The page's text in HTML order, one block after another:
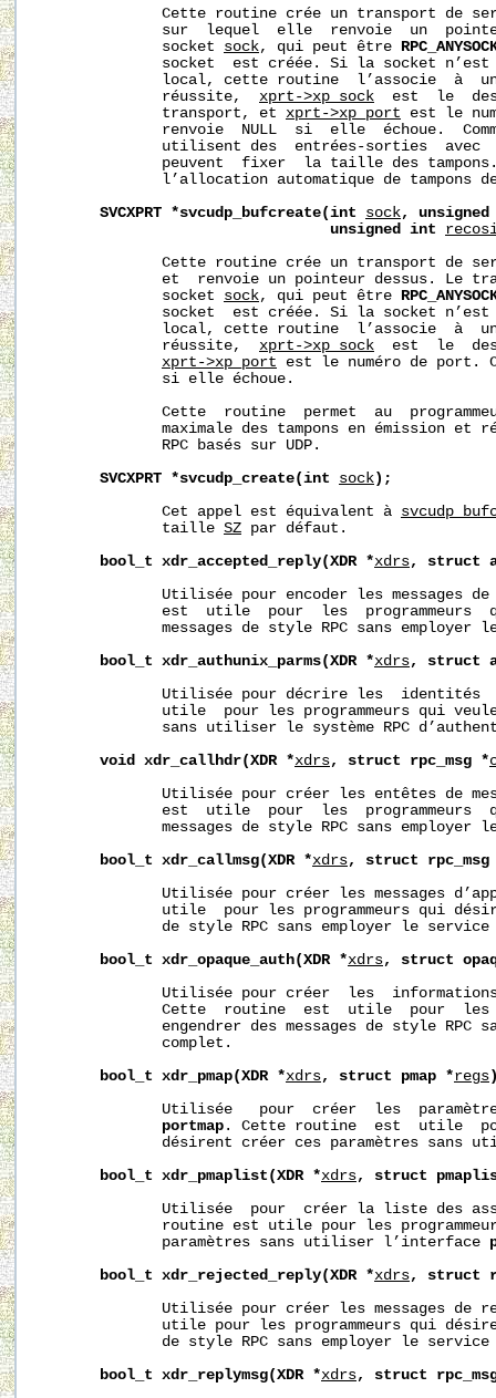
Cette routine crée un transport de
sur  lequel  elle  renvoie  un
              socket
sock, qui peut être
socket  est créée. Si la socket
local, cette routine  l’associe  à
              réussite,
xprt->xp_sock
est  le
              transport, et
xprt->xp_port est le
renvoie  NULL  si  elle  échoue.
utilisent des  entrées-sorties  avec
peuvent  fixer  la taille des
l’allocation automatique de tampons
SVCXPRT *svcudp_bufcreate(int sock,
unsigned
unsigned
int
Cette routine crée un transport de
et  renvoie un pointeur dessus. Le
              socket
sock, qui peut être
socket  est créée. Si la socket
local, cette routine  l’associe  à
              réussite,
xprt->xp_sock
est  le
xprt->xp_port est le numéro de port.
              si elle échoue.
Cette  routine  permet  au
maximale des tampons en émission et
              RPC basés sur UDP.
SVCXPRT *svcudp_create(int sock );
              Cet appel est équivalent à
              taille
SZ par défaut.
bool_t xdr_accepted_reply(XDR *xdrs, struct
Utilisée pour encoder les messages
est  utile  pour  les  programmeurs
messages de style RPC sans employer
bool_t xdr_authunix_parms(XDR *xdrs, struct
Utilisée pour décrire les  identités
utile  pour les programmeurs qui
sans utiliser le système RPC
void
xdr_callhdr(XDR *xdrs, struct rpc_msg *
Utilisée pour créer les entêtes de
est  utile  pour  les  programmeurs
messages de style RPC sans employer
bool_t xdr_callmsg(XDR *xdrs, struct
rpc_msg
Utilisée pour créer les messages
utile  pour les programmeurs qui
de style RPC sans employer le service
bool_t xdr_opaque_auth(XDR *xdrs, struct
Utilisée pour créer  les
Cette  routine  est  utile  pour
engendrer des messages de style RPC
              complet.
bool_t xdr_pmap(XDR *xdrs, struct pmap *regs
Utilisée   pour  créer  les
portmap . Cette routine  est  utile
désirent créer ces paramètres sans
bool_t xdr_pmaplist(XDR *xdrs, struct
Utilisée  pour  créer la liste des
routine est utile pour les
              paramètres sans utiliser l’interface
bool_t xdr_rejected_reply(XDR *xdrs, struct
Utilisée pour créer les messages de
utile pour les programmeurs qui
de style RPC sans employer le service
bool_t xdr_replymsg(XDR *xdrs, struct